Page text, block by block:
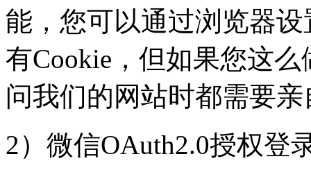
能，您可以通过浏览器
有Cookie，但如果您这
问我们的网站时都需要
2）微信OAuth2.0授权登